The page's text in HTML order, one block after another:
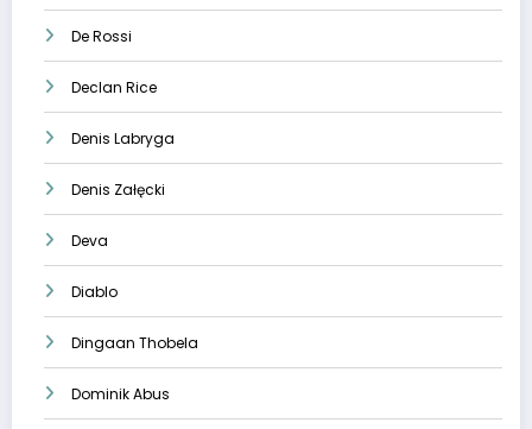
De Rossi
Declan Rice
Denis Labryga
Denis Załęcki
Deva
Diablo
Dingaan Thobela
Dominik Abus